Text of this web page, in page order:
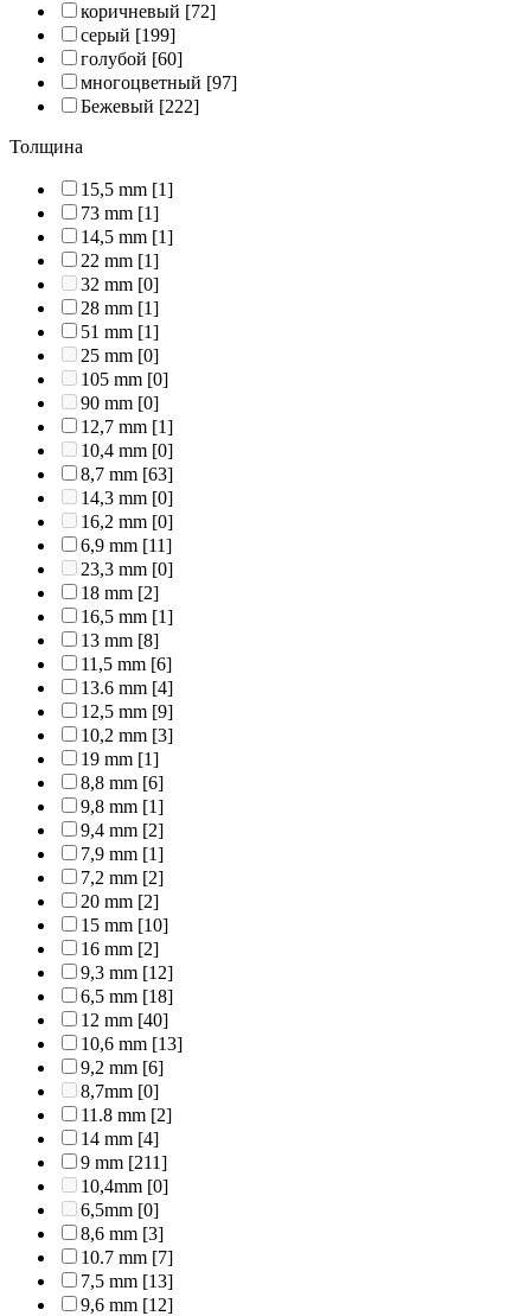
коричневый [72]
серый [199]
голубой [60]
многоцветный [97]
Бежевый [222]
Толщина
15,5 mm [1]
73 mm [1]
14,5 mm [1]
22 mm [1]
32 mm [0]
28 mm [1]
51 mm [1]
25 mm [0]
105 mm [0]
90 mm [0]
12,7 mm [1]
10,4 mm [0]
8,7 mm [63]
14,3 mm [0]
16,2 mm [0]
6,9 mm [11]
23,3 mm [0]
18 mm [2]
16,5 mm [1]
13 mm [8]
11,5 mm [6]
13.6 mm [4]
12,5 mm [9]
10,2 mm [3]
19 mm [1]
8,8 mm [6]
9,8 mm [1]
9,4 mm [2]
7,9 mm [1]
7,2 mm [2]
20 mm [2]
15 mm [10]
16 mm [2]
9,3 mm [12]
6,5 mm [18]
12 mm [40]
10,6 mm [13]
9,2 mm [6]
8,7mm [0]
11.8 mm [2]
14 mm [4]
9 mm [211]
10,4mm [0]
6,5mm [0]
8,6 mm [3]
10.7 mm [7]
7,5 mm [13]
9,6 mm [12]